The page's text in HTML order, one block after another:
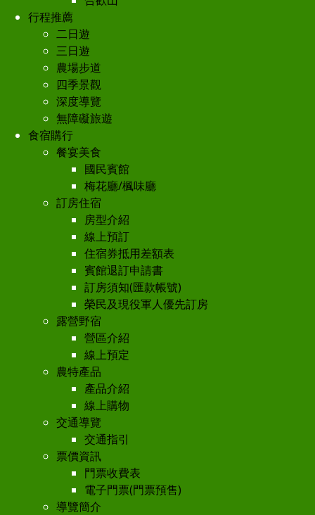
行程推薦
二日遊
三日遊
農場步道
四季景觀
深度導覽
無障礙旅遊
食宿購行
餐宴美食
國民賓館
梅花廳/楓味廳
訂房住宿
房型介紹
線上預訂
住宿券抵用差額表
賓館退訂申請書
訂房須知(匯款帳號)
榮民及現役軍人優先訂房
露營野宿
營區介紹
線上預定
農特產品
產品介紹
線上購物
交通導覽
交通指引
票價資訊
門票收費表
電子門票(門票預售)
導覽簡介